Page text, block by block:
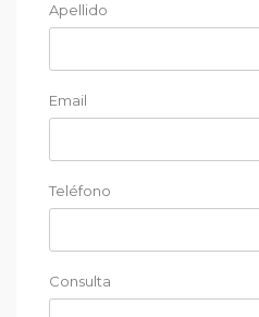
Apellido
Email
Teléfono
Consulta